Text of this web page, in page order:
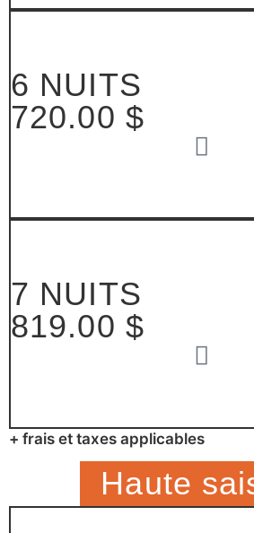
6 NUITS
720.00 $
7 NUITS
819.00 $
+ frais et taxes applicables
Haute